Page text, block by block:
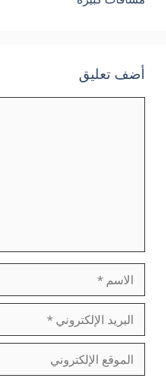
أضف تعليق
الإلكتروني
الإلكتروني